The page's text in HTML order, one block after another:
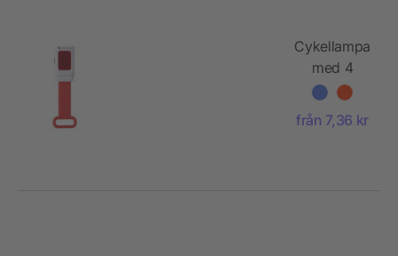
Cykellampa
med 4
LED-
lampor
från 7,36 kr